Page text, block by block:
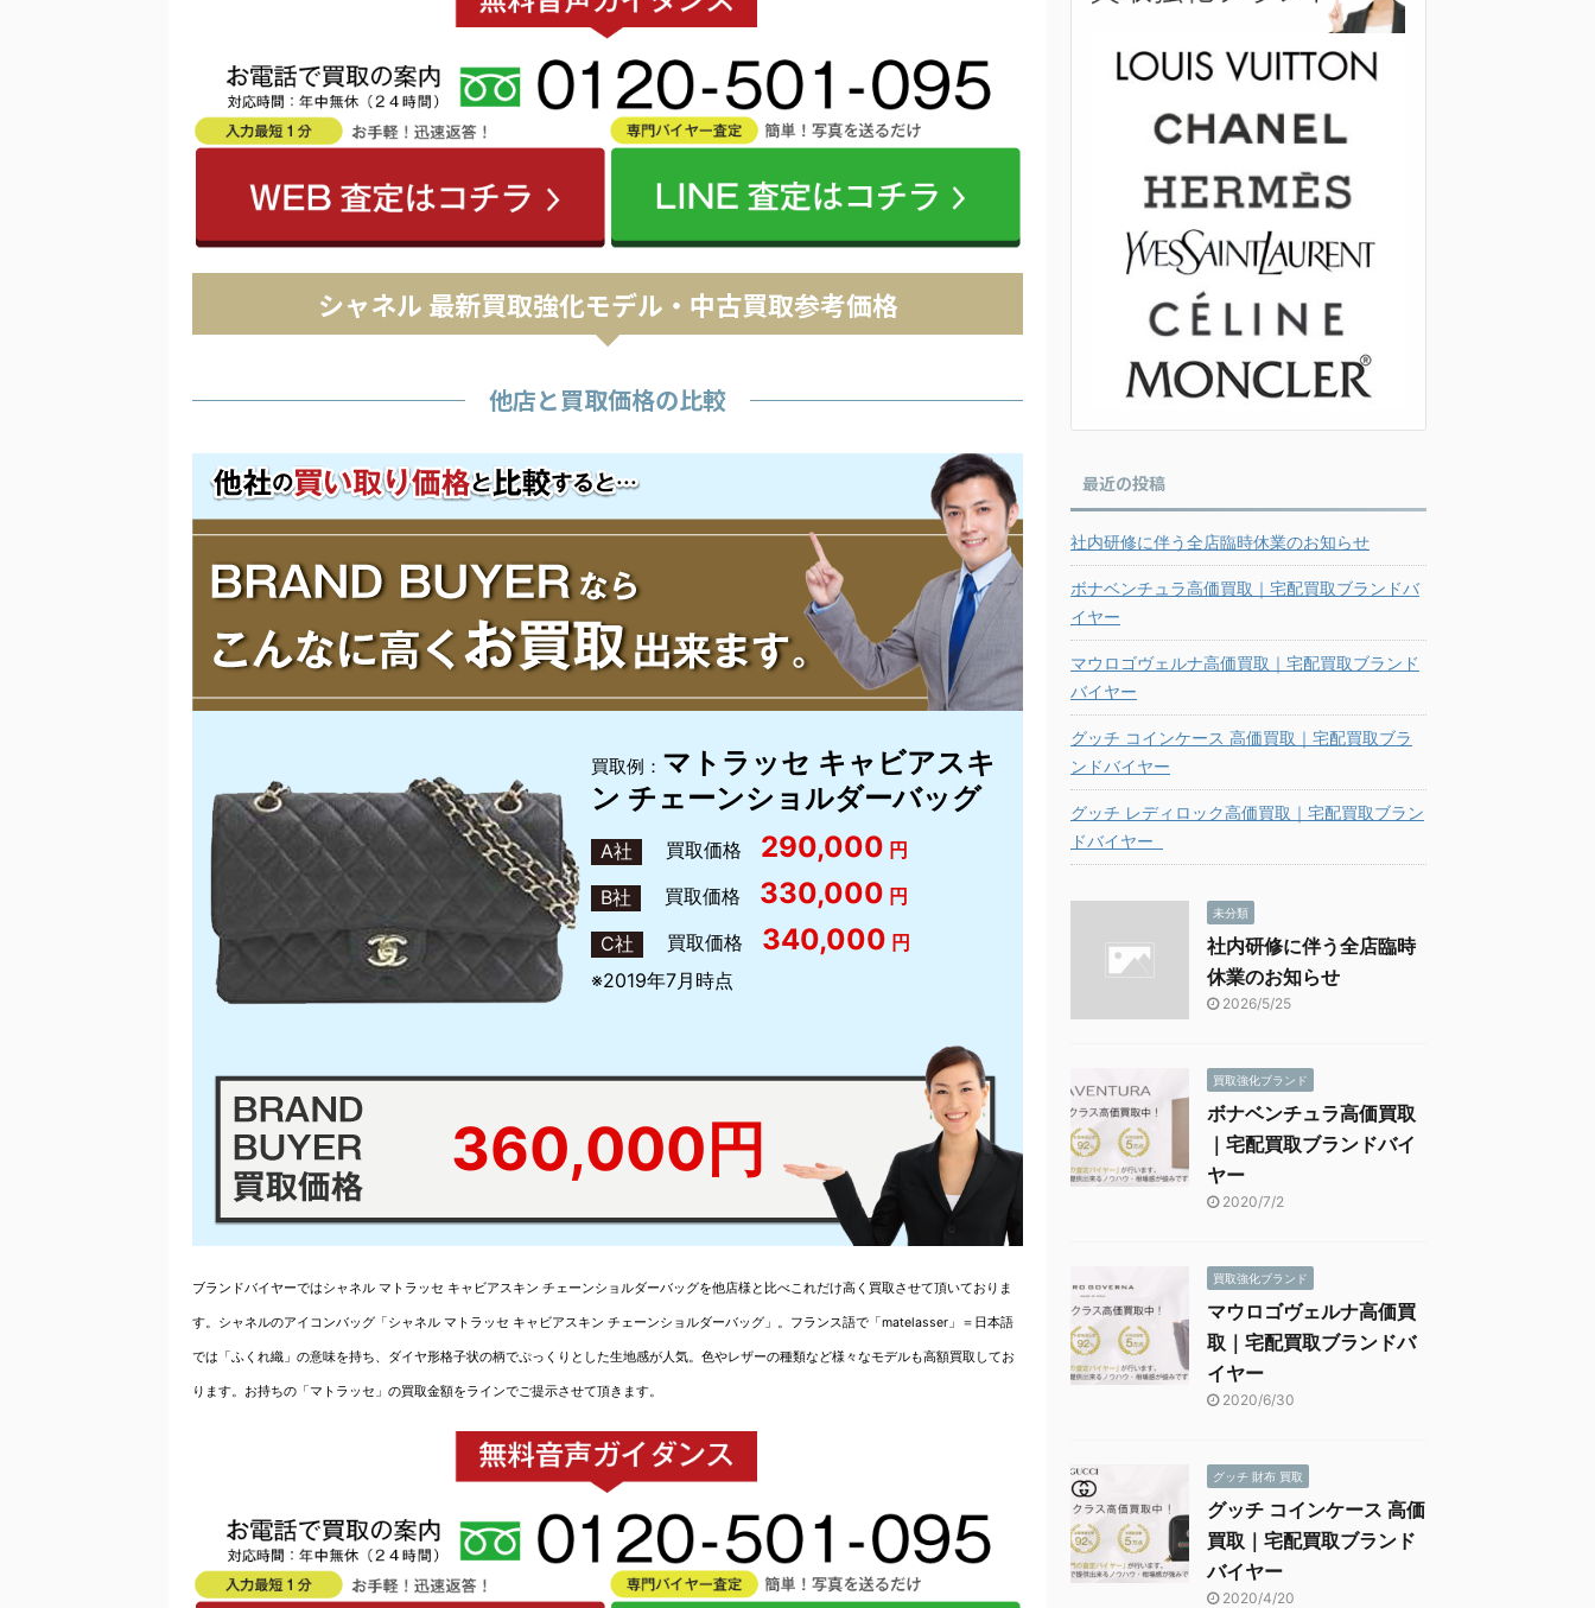
シャネル 最新買取強化モデル・中古買取参考価格
他店と買取価格の比較
買取例： マトラッセ キャビアスキ
ン チェーンショルダーバッグ
A社 買取価格 290,000 円
B社
買取価格 330,000 円
C社
買取価格 340,000 円
※2019年7月時点
360,000円
ブランドバイヤーではシャネル マトラッセ キャビアスキン チェーンショルダーバッグを他店様と比べこれだけ高く買取させて頂いておりま
す。シャネルのアイコンバッグ「シャネル マトラッセ キャビアスキン チェーンショルダーバッグ」。フランス語で「matelasser」＝日本語
では「ふくれ織」の意味を持ち、ダイヤ形格子状の柄でぷっくりとした生地感が人気。色やレザーの種類など様々なモデルも高額買取してお
ります。お持ちの「マトラッセ」の買取金額をラインでご提示させて頂きます。
最近の投稿
社内研修に伴う全店臨時休業のお知らせ
ボナベンチュラ高価買取｜宅配買取ブランドバ
イヤー
マウロゴヴェルナ高価買取｜宅配買取ブランド
バイヤー
グッチ コインケース 高価買取｜宅配買取ブラ
ンドバイヤー
グッチ レディロック高価買取｜宅配買取ブラン
ドバイヤー
未分類
社内研修に伴う全店臨時
休業のお知らせ
2026/5/25
買取強化ブランド
ボナベンチュラ高価買取
｜宅配買取ブランドバイ
ヤー
2020/7/2
買取強化ブランド
マウロゴヴェルナ高価買
取｜宅配買取ブランドバ
イヤー
2020/6/30
グッチ 財布 買取
グッチ コインケース 高価
買取｜宅配買取ブランド
バイヤー
2020/4/20